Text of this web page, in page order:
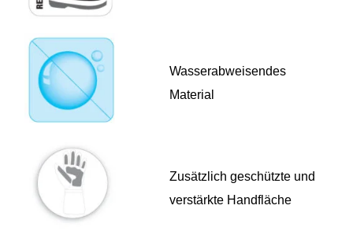
Wasserabweisendes
Material
Zusätzlich geschützte und
verstärkte Handfläche